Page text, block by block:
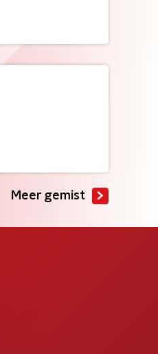
Meer gemist